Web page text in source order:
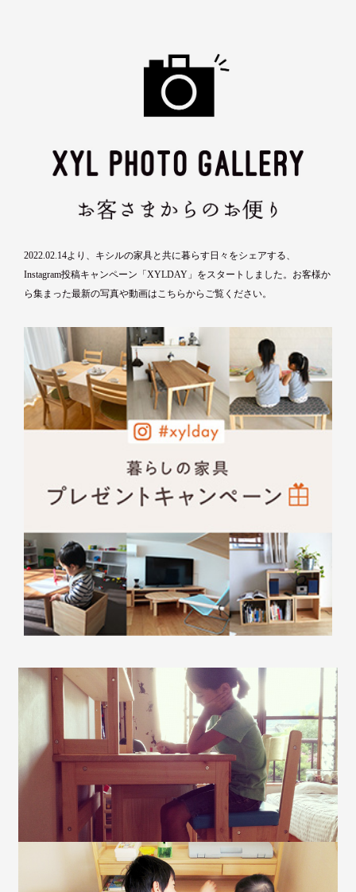
2022.02.14より、キシルの家具と共に暮らす日々をシェアする、
Instagram投稿キャンペーン「XYLDAY」をスタートしました。お客様か
ら集まった最新の写真や動画はこちらからご覧ください。